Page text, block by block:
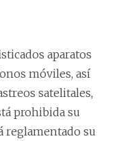
aparatos
móviles, así
satelitales,
prohibida su
reglamentado su